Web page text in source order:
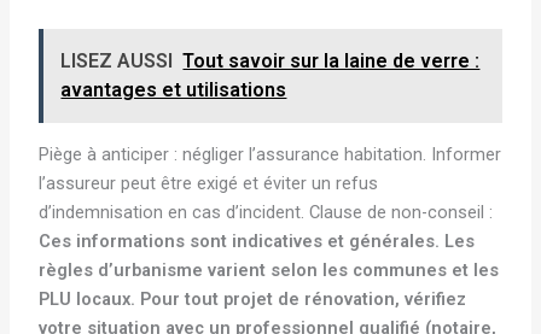
LISEZ AUSSI Tout savoir sur la laine de verre :
avantages et utilisations
Piège à anticiper : négliger l’assurance habitation. Informer
l’assureur peut être exigé et éviter un refus
d’indemnisation en cas d’incident. Clause de non-conseil :
Ces informations sont indicatives et générales. Les
règles d’urbanisme varient selon les communes et les
PLU locaux. Pour tout projet de rénovation, vérifiez
votre situation avec un professionnel qualifié (notaire,